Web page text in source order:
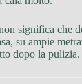
significa che
su ampie
dopo la pulizia.